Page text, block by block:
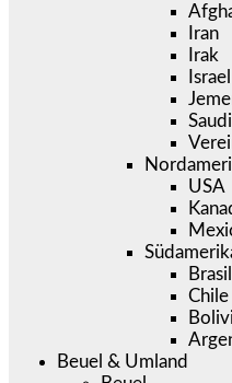
Iran
Irak
Israel
USA
Chile
Beuel & Umland